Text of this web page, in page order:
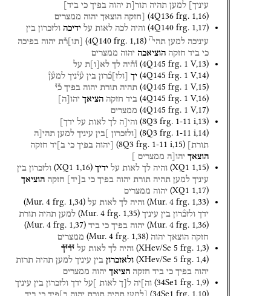
עיניך]
למען תהיה תור[ת יהוה בפיך כי ביד]
(4Q136 frg. 1,16) [חזקה הוצאך יהוה ממצרים
(4Q140 frg. 1,17) והיה לכה לאות על ידיכה ולזכרון בין
עיניכה למען תהיה (4Q140 frg. 1,18) תו ר֯ת יהוה בפיכה
כי ביד חזקה הוציאכה יהוה ממצרים
(4Q145 frg. 1 V,13) ו֯ה֯יה לך לא ו ת על
(4Q145 frg. 1 V,14) יך ולז כ֯רון בין ע֯י֯ניך למע֯ן֯
(4Q145 frg. 1 V,15) תהיה תורת יהוה בפיך כ֯י֯
(4Q145 frg. 1 V,16) ביד חזקה הציאך יהו ה
(4Q145 frg. 1 V,17) ממצרים
(8Q3 frg. 1-11 i,13) והי[ה לך לאות על ידך]
(8Q3 frg. 1-11 i,14) [ולזכרון ]בין עיניך למען תהי[ה
תורת]
(8Q3 frg. 1-11 i,15) [יהוה בפיך כי ב]יד חזקה
הוצאך יהו[ה ממצרים
(XQ1 1,15) והיה לך לאות על ידיך (XQ1 1,16) ולזכרון בין
עיניך למען תהיה תורת יהוה בפיך כי ב יד חזקה הוציאך
(XQ1 1,17) יהוה ממצרים
(Mur. 4 frg. 1,33) והיה לך לאות על (Mur. 4 frg. 1,34)
ידך ולזכ֯רון בין עיניך (Mur. 4 frg. 1,35) למען תהיה תורת
(Mur. 4 frg. 1,36) יהוה בפיך כי ביד (Mur. 4 frg. 1,37)
חזקה הוצאך יהוה (Mur. 4 frg. 1,38) ממצרים
(XHev/Se 5 frg. 1,3) והיה לך לאות על י֯ד֯י֯ך֯
(XHev/Se 5 frg. 1,4) ולאזכרון בין עיניך למען תהיה תרות
יהוה בפיך כי ביד חזקה הציאך יהוה ממצרים
(34Se1 frg. 1,9) וה]יה ל[ך לאות ]על ידך ולזכרון בין עיניך